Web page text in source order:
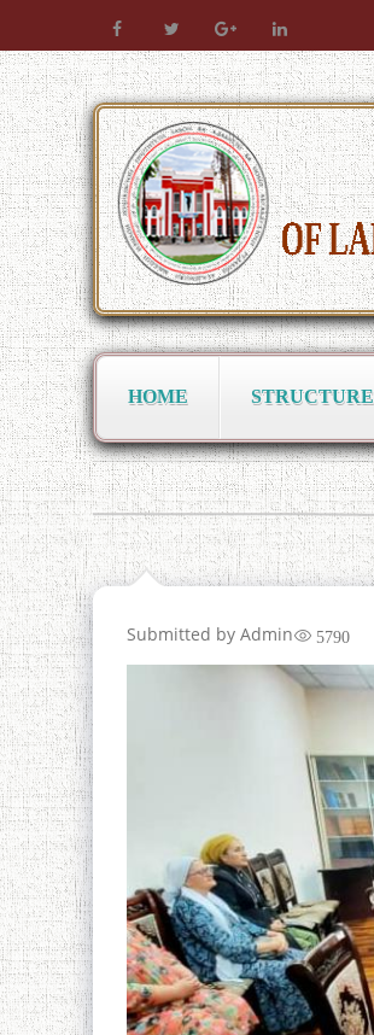
HOME STRUCTURE
Submitted by Admin 5790